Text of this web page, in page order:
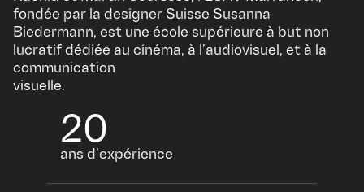
fondée par la designer Suisse Susanna
Biedermann, est une école supérieure à but non
lucratif dédiée au cinéma, à l’audiovisuel, et à la
communication
visuelle.
20
ans d’expérience